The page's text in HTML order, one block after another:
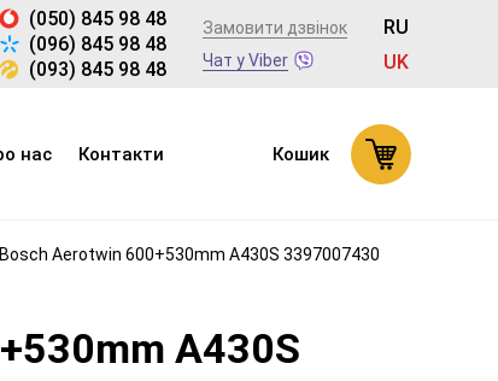
(050) 845 98 48
(096) 845 98 48
(093) 845 98 48
Замовити дзвінок
Чат у Viber
RU
UK
нас Контакти Кошик
Bosch Aerotwin 600+530mm A430S 3397007430
A430S